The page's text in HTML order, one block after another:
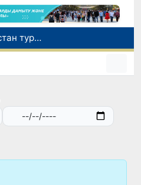
WTTC есебінде Өзбекстан туризмнің өсу қарқыны бойынша Орталық Азияда бірінші орынға шықты
Мүмкіндігі шектеулі талапкерлерге қабылдау емтихандарында қосымша уақыт беріледі
Жарты жылда Өзбекстанда қанша егіз сәби дүниеге келді?